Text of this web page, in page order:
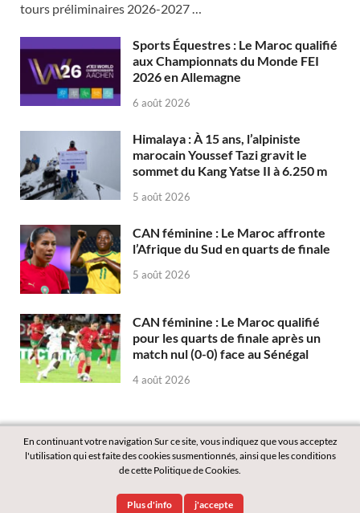
tours préliminaires 2026-2027 …
Sports Équestres : Le Maroc qualifié
aux Championnats du Monde FEI
2026 en Allemagne
6 août 2026
Himalaya : À 15 ans, l’alpiniste
marocain Youssef Tazi gravit le
sommet du Kang Yatse II à 6.250 m
5 août 2026
CAN féminine : Le Maroc affronte
l’Afrique du Sud en quarts de finale
5 août 2026
CAN féminine : Le Maroc qualifié
pour les quarts de finale après un
match nul (0-0) face au Sénégal
4 août 2026
En continuant votre navigation Sur ce site, vous indiquez que vous acceptez
l'utilisation qui est faite des cookies susmentionnés, ainsi que les conditions
de cette Politique de Cookies.
Plus d'info j'accepte